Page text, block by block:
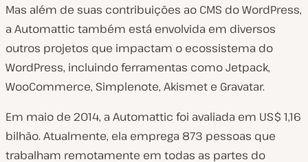
Mas além de suas contribuições ao CMS do WordPress,
a Automattic também está envolvida em diversos
outros projetos que impactam o ecossistema do
WordPress, incluindo ferramentas como Jetpack,
WooCommerce, Simplenote, Akismet e Gravatar.
Em maio de 2014, a Automattic foi avaliada em US$ 1,16
bilhão. Atualmente, ela emprega 873 pessoas que
trabalham remotamente em todas as partes do